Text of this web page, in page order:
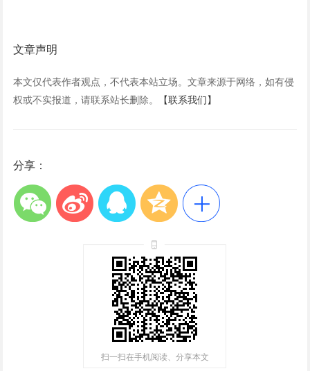
文章声明
本文仅代表作者观点，不代表本站立场。文章来源于网络，如有侵
权或不实报道，请联系站长删除。
【联系我们】
分享：
扫一扫在手机阅读、分享本文